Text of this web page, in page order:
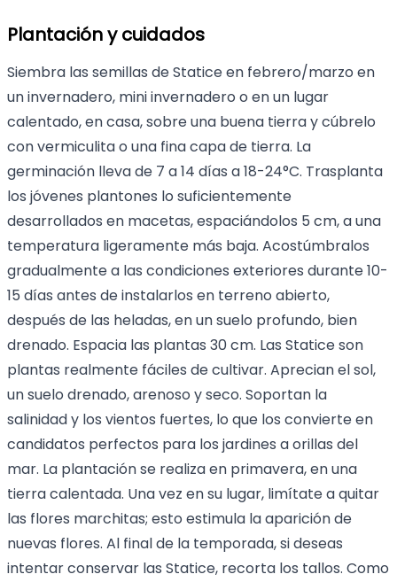
Plantación y cuidados
Siembra las semillas de Statice en febrero/marzo en
un invernadero, mini invernadero o en un lugar
calentado, en casa, sobre una buena tierra y cúbrelo
con vermiculita o una fina capa de tierra. La
germinación lleva de 7 a 14 días a 18-24°C. Trasplanta
los jóvenes plantones lo suficientemente
desarrollados en macetas, espaciándolos 5 cm, a una
temperatura ligeramente más baja. Acostúmbralos
gradualmente a las condiciones exteriores durante 10-
15 días antes de instalarlos en terreno abierto,
después de las heladas, en un suelo profundo, bien
drenado. Espacia las plantas 30 cm. Las Statice son
plantas realmente fáciles de cultivar. Aprecian el sol,
un suelo drenado, arenoso y seco. Soportan la
salinidad y los vientos fuertes, lo que los convierte en
candidatos perfectos para los jardines a orillas del
mar. La plantación se realiza en primavera, en una
tierra calentada. Una vez en su lugar, limítate a quitar
las flores marchitas; esto estimula la aparición de
nuevas flores. Al final de la temporada, si deseas
intentar conservar las Statice, recorta los tallos. Como